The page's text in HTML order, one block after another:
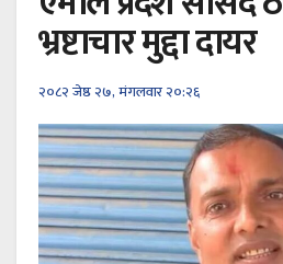
भ्रष्टाचार मुद्दा दायर
२०८२ जेष्ठ २७, मंगलवार २०:२६